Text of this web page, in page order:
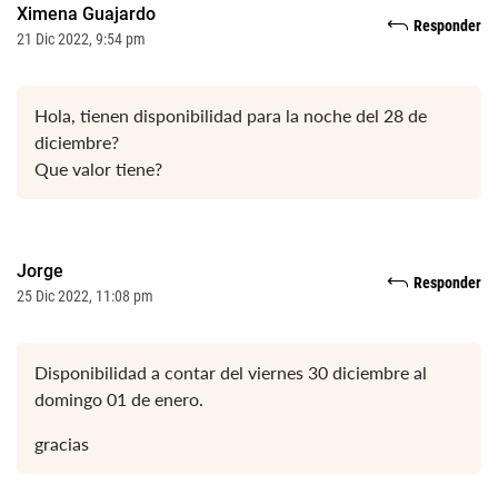
Ximena Guajardo
21 Dic 2022, 9:54 pm
Responder
Hola, tienen disponibilidad para la noche del 28 de
diciembre?
Que valor tiene?
Jorge
25 Dic 2022, 11:08 pm
Responder
Disponibilidad a contar del viernes 30 diciembre al
domingo 01 de enero.
gracias